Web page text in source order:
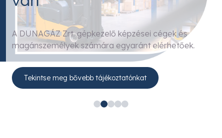
A DUNAGÁZ Zrt. gépkezelő képzései cégek és
magánszemélyek számára egyaránt elérhetőek.
Tekintse meg bővebb tájékoztatónkat